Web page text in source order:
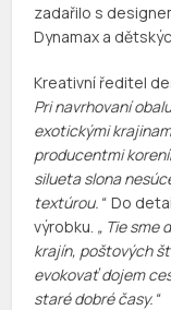
zadařilo s
Dynamax a
Kreativní ředitel
Pri navrhovaní
exotickými
producentmi
silueta slona
textúrou.“Do
výrobku. „ Tie sme
krajín, poštových
evokovať dojem
staré dobré časy.“